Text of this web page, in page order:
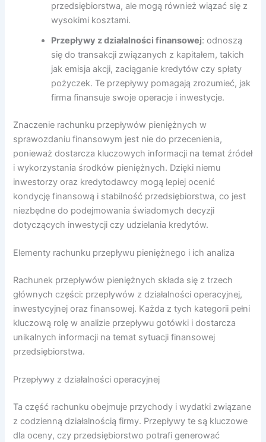
przedsiębiorstwa, ale mogą również wiązać się z
wysokimi kosztami.
Przepływy z działalności finansowej: odnoszą
się do transakcji związanych z kapitałem, takich
jak emisja akcji, zaciąganie kredytów czy spłaty
pożyczek. Te przepływy pomagają zrozumieć, jak
firma finansuje swoje operacje i inwestycje.
Znaczenie rachunku przepływów pieniężnych w
sprawozdaniu finansowym jest nie do przecenienia,
ponieważ dostarcza kluczowych informacji na temat źródeł
i wykorzystania środków pieniężnych. Dzięki niemu
inwestorzy oraz kredytodawcy mogą lepiej ocenić
kondycję finansową i stabilność przedsiębiorstwa, co jest
niezbędne do podejmowania świadomych decyzji
dotyczących inwestycji czy udzielania kredytów.
Elementy rachunku przepływu pieniężnego i ich analiza
Rachunek przepływów pieniężnych składa się z trzech
głównych części: przepływów z działalności operacyjnej,
inwestycyjnej oraz finansowej. Każda z tych kategorii pełni
kluczową rolę w analizie przepływu gotówki i dostarcza
unikalnych informacji na temat sytuacji finansowej
przedsiębiorstwa.
Przepływy z działalności operacyjnej
Ta część rachunku obejmuje przychody i wydatki związane
z codzienną działalnością firmy. Przepływy te są kluczowe
dla oceny, czy przedsiębiorstwo potrafi generować